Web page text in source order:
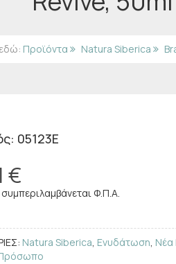
Προϊόντα Natura Siberica
05123E
€
συμπεριλαμβάνεται Φ.Π.Α.
Natura Siberica, Ενυδάτωση, Νέα